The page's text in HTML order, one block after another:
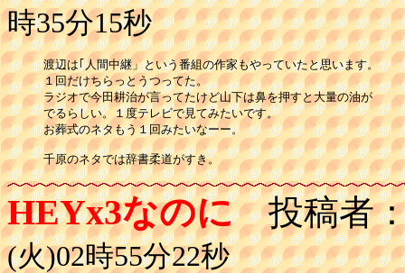
時35分15秒
渡辺は｢人間中継」という番組の作家もやっていたと思います。
１回だけちらっとうつってた。
ラジオで今田耕治が言ってたけど山下は鼻を押すと大量の油が
でるらしい。１度テレビで見てみたいです。
お葬式のネタもう１回みたいなーー。
千原のネタでは辞書柔道がすき。
HEYx3なのに投稿者
(火)02時55分22秒